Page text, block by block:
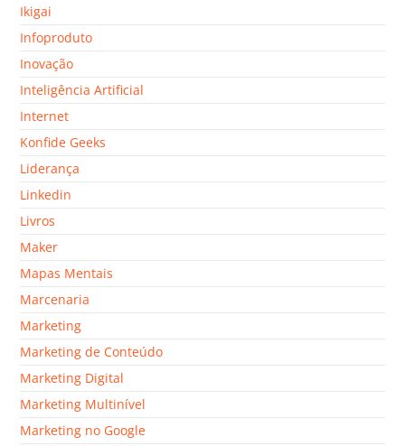
Ikigai
Infoproduto
Inovação
Inteligência Artificial
Internet
Konfide Geeks
Liderança
Linkedin
Livros
Maker
Mapas Mentais
Marcenaria
Marketing
Marketing de Conteúdo
Marketing Digital
Marketing Multinível
Marketing no Google